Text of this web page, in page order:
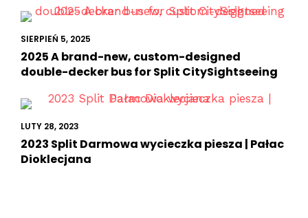
SIERPIEŃ 5, 2025
2025 A brand-new, custom-designed
double-decker bus for Split CitySightseeing
LUTY 28, 2023
2023 Split Darmowa wycieczka piesza | Pałac
Dioklecjana